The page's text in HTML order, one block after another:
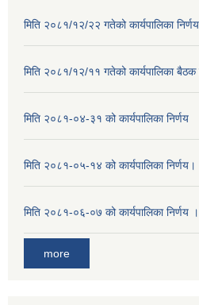
मिति २०८१/१२/२२ गतेको कार्यपालिका निर्णय
मिति २०८१/१२/११ गतेको कार्यपालिका बैठक
मिति २०८१-०४-३१ को कार्यपालिका निर्णय
मिति २०८१-०५-१४ को कार्यपालिका निर्णय।
मिति २०८१-०६-०७ को कार्यपालिका निर्णय ।
more